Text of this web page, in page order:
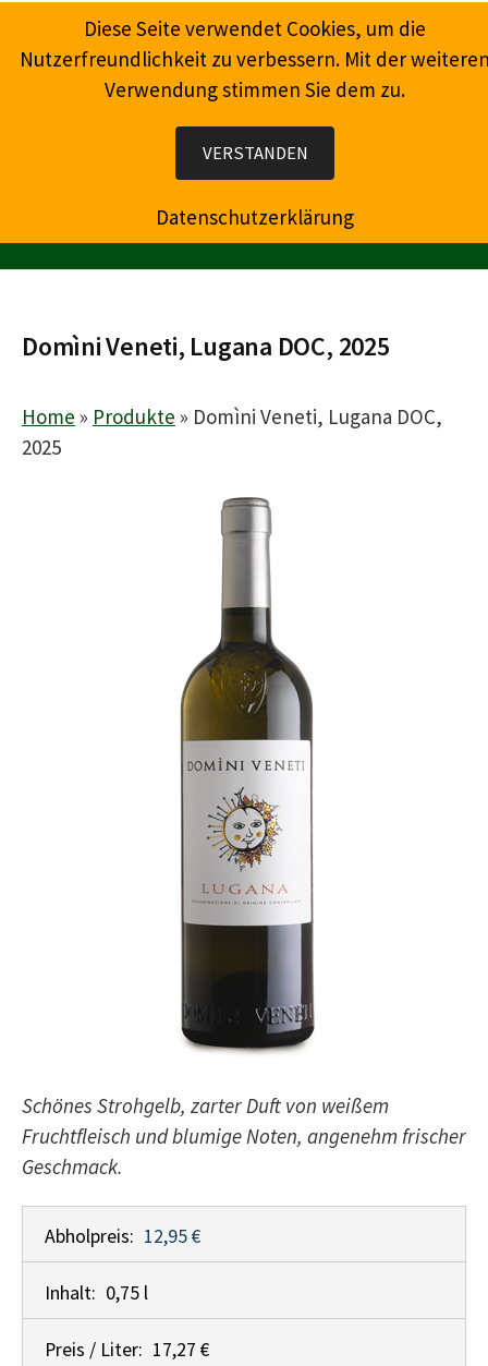
Inhalt
Wein, Champagner, Prosecco, Feinkost, Präsente
Domìni Veneti, Lugana DOC, 2025
Home » Produkte » Domìni Veneti, Lugana DOC,
2025
Schönes Strohgelb, zarter Duft von weißem
Fruchtfleisch und blumige Noten, angenehm frischer
Geschmack.
Abholpreis: 12,95 €
Inhalt: 0,75 l
Preis / Liter: 17,27 €
Diese Seite verwendet Cookies, um die
Nutzerfreundlichkeit zu verbessern. Mit der
Verwendung stimmen Sie dem zu.
VERSTANDEN
Datenschutzerklärung